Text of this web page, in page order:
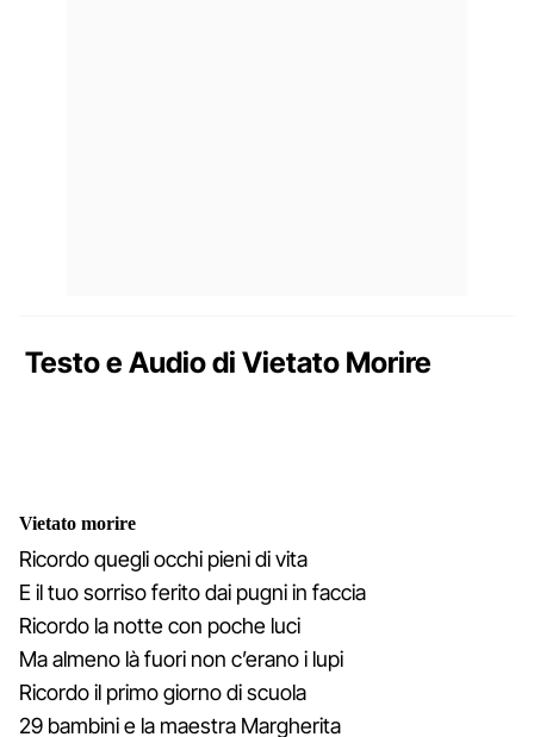
Testo e Audio di Vietato Morire
Vietato morire
Ricordo quegli occhi pieni di vita
E il tuo sorriso ferito dai pugni in faccia
Ricordo la notte con poche luci
Ma almeno là fuori non c’erano i lupi
Ricordo il primo giorno di scuola
29 bambini e la maestra Margherita